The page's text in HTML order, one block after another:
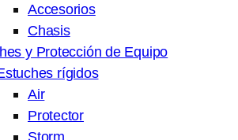
Accesorios
Chasis
y Protección de Equipo
rígidos
Air
Protector